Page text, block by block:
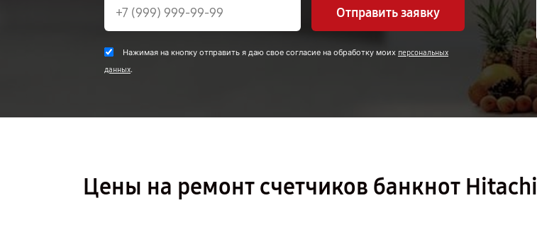
Отправить заявку
Нажимая на кнопку отправить я даю свое согласие на обработку моих персональных
данных.
Цены на ремонт счетчиков банкнот Hitachi